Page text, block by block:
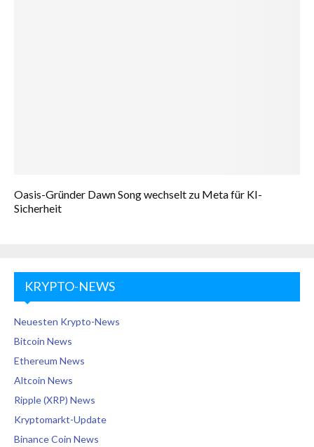
Oasis-Gründer Dawn Song wechselt zu Meta für KI-
Sicherheit
KRYPTO-NEWS
Neuesten Krypto-News
Bitcoin News
Ethereum News
Altcoin News
Ripple (XRP) News
Kryptomarkt-Update
Binance Coin News